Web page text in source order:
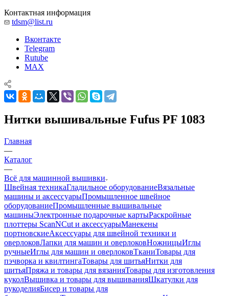
Контактная информация
tdsm@list.ru
Вконтакте
Telegram
Rutube
MAX
Нитки вышивальные Fufus PF 1083
Главная
—
Каталог
—
Всё для машинной вышивки
Швейная техникаГладильное оборудованиеВязальные
машины и аксессуарыПромышленное швейное
оборудованиеПромышленные вышивальные
машиныЭлектронные подарочные картыРаскройные
плоттеры ScanNCut и аксессуарыМанекены
портновскиеАксессуары для швейной техники и
оверлоковЛапки для машин и оверлоковНожницыИглы
ручныеИглы для машин и оверлоковТканиТовары для
пэчворка и квилтингаТовары для шитьяНитки для
шитьяПряжа и товары для вязанияТовары для изготовления
куколВышивка и товары для вышиванияШкатулки для
рукоделияБисер и товары для